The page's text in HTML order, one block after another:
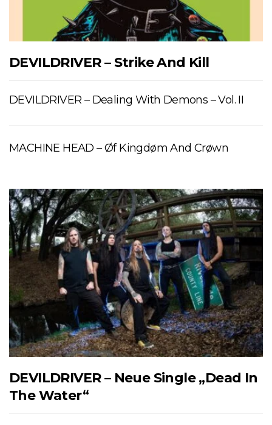
DEVILDRIVER – Strike And Kill
DEVILDRIVER – Dealing With Demons – Vol. II
MACHINE HEAD – Øf Kingdøm And Crøwn
DEVILDRIVER – Neue Single „Dead In
The Water“